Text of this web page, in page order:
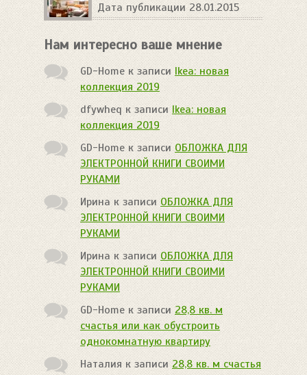
Дата публикации 28.01.2015
Нам интересно ваше мнение
GD-Home к записи Ikea: новая
коллекция 2019
dfywheq к записиIkea: новая
коллекция 2019
GD-Homeк записиОБЛОЖКА ДЛЯ
ЭЛЕКТРОННОЙ КНИГИ СВОИМИ
РУКАМИ
Иринак записиОБЛОЖКА ДЛЯ
ЭЛЕКТРОННОЙ КНИГИ СВОИМИ
РУКАМИ
Ирина к записи ОБЛОЖКА ДЛЯ
ЭЛЕКТРОННОЙ КНИГИ СВОИМИ
РУКАМИ
GD-Homeк записи 28,8 кв. м
счастья или как обустроить
однокомнатную квартиру
Наталия к записи28,8 кв. м счастья